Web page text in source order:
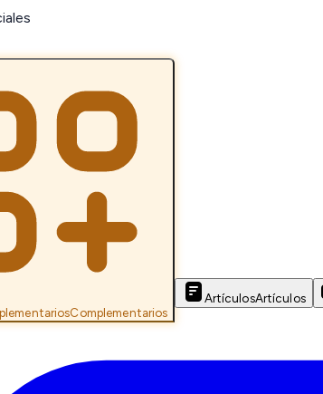
Complementarios
ArtículosArtículos